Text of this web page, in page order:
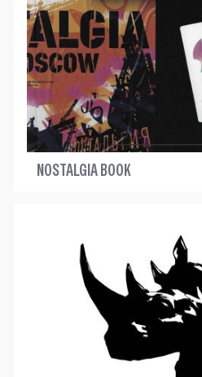
NOSTALGIA BOOK